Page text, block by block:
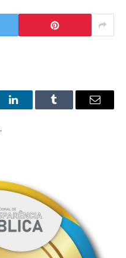
LinkedInTumblr
E-